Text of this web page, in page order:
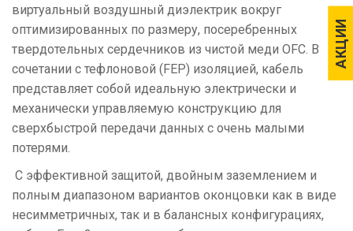
АКЦИИ
АКЦИИ
виртуальный воздушный диэлектрик вокруг
оптимизированных по размеру, посеребренных
твердотельных сердечников из чистой меди OFC. В
сочетании с тефлоновой (FEP) изоляцией, кабель
представляет собой идеальную электрически и
механически управляемую конструкцию для
сверхбыстрой передачи данных с очень малыми
потерями.
С эффективной защитой, двойным заземлением и
полным диапазоном вариантов оконцовки как в виде
несимметричных, так и в балансных конфигурациях,